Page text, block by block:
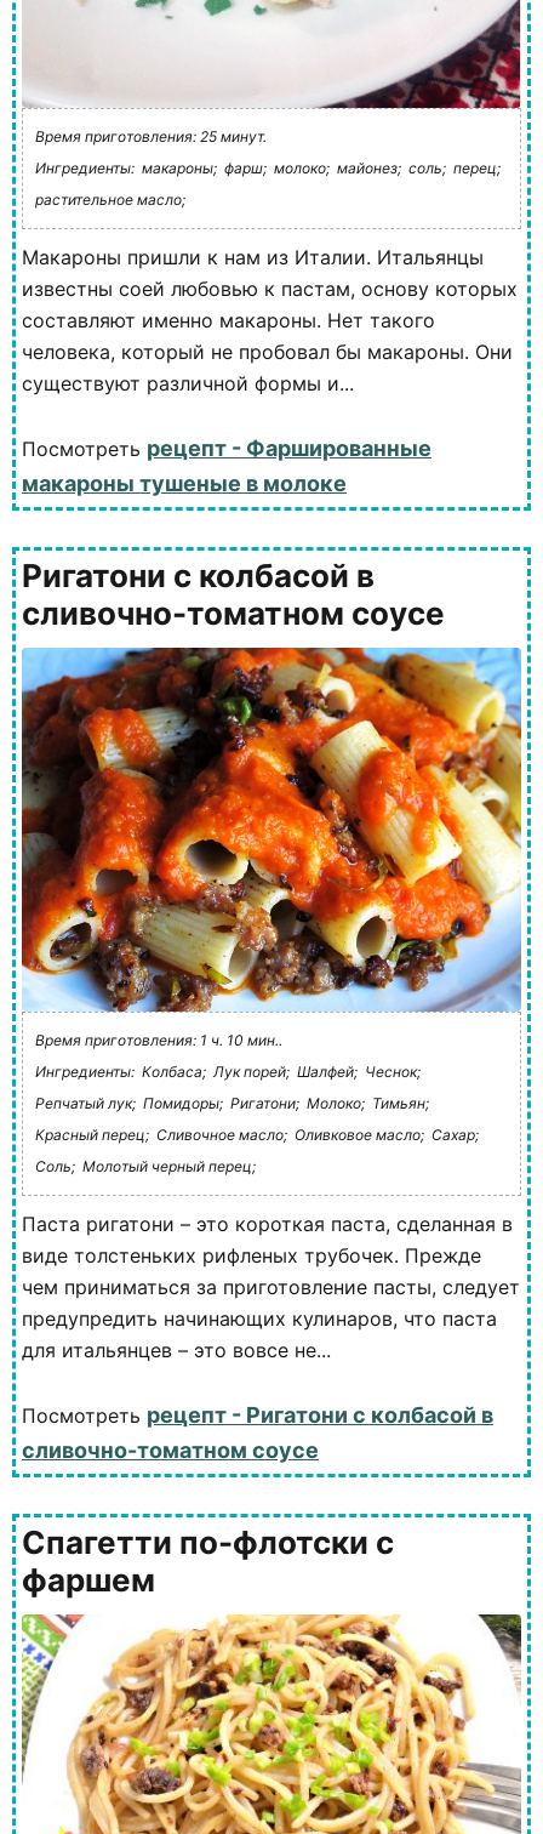
Время приготовления: 25 минут.
Ингредиенты: макароны; фарш; молоко; майонез; соль; перец;
растительное масло;
Макароны пришли к нам из Италии. Итальянцы
известны соей любовью к пастам, основу которых
составляют именно макароны. Нет такого
человека, который не пробовал бы макароны. Они
существуют различной формы и...
Посмотреть рецепт - Фаршированные
макароны тушеные в молоке
Ригатони с колбасой в
сливочно-томатном соусе
Время приготовления: 1 ч. 10 мин..
Ингредиенты: Колбаса; Лук порей; Шалфей; Чеснок;
Репчатый лук; Помидоры; Ригатони; Молоко; Тимьян;
Красный перец; Сливочное масло; Оливковое масло; Сахар;
Соль; Молотый черный перец;
Паста ригатони – это короткая паста, сделанная в
виде толстеньких рифленых трубочек. Прежде
чем приниматься за приготовление пасты, следует
предупредить начинающих кулинаров, что паста
для итальянцев – это вовсе не...
Посмотреть рецепт - Ригатони с колбасой в
сливочно-томатном соусе
Спагетти по-флотски с
фаршем